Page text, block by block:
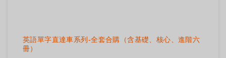
英語單字直達車系列-全套合購（含基礎、核心、進階六
冊）